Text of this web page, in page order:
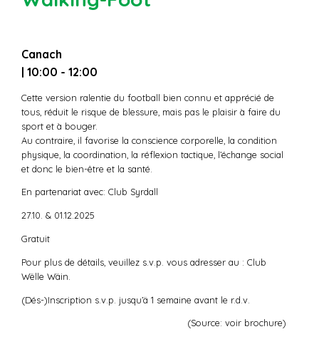
Canach
| 10:00 - 12:00
Cette version ralentie du football bien connu et apprécié de
tous, réduit le risque de blessure, mais pas le plaisir à faire du
sport et à bouger.
Au contraire, il favorise la conscience corporelle, la condition
physique, la coordination, la réflexion tactique, l’échange social
et donc le bien-être et la santé.
En partenariat avec: Club Syrdall
27.10. & 01.12.2025
Gratuit
Pour plus de détails, veuillez s.v.p. vous adresser au : Club
Wëlle Wäin.
(Dés-)Inscription s.v.p. jusqu’ä 1 semaine avant le r.d.v.
(Source: voir brochure)